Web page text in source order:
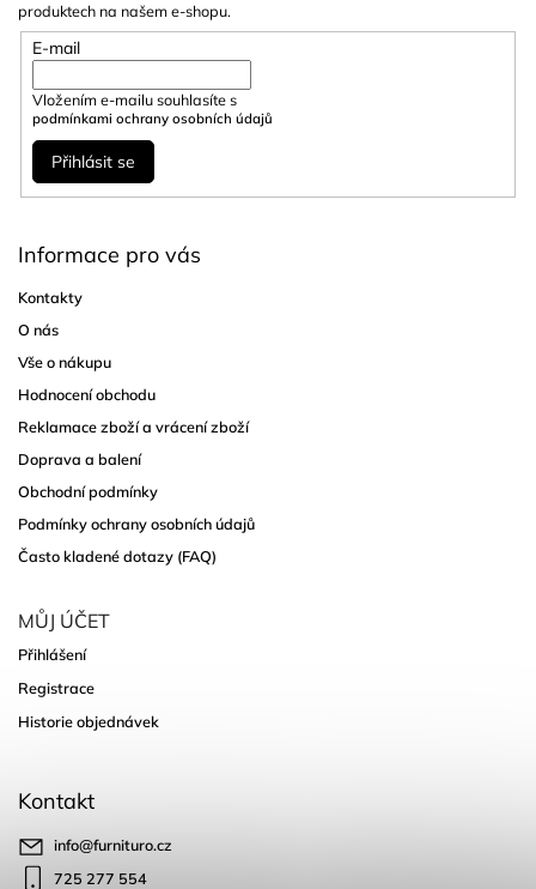
produktech na našem e-shopu.
E-mail
Vložením e-mailu souhlasíte s
podmínkami ochrany osobních údajů
Přihlásit se
Informace pro vás
Kontakty
O nás
Vše o nákupu
Hodnocení obchodu
Reklamace zboží a vrácení zboží
Doprava a balení
Obchodní podmínky
Podmínky ochrany osobních údajů
Často kladené dotazy (FAQ)
MŮJ ÚČET
Přihlášení
Registrace
Historie objednávek
Kontakt
info@furnituro.cz
725 277 554